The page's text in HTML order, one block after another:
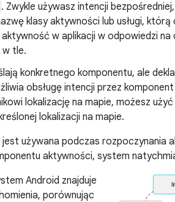
. Zwykle używasz intencji
klasy aktywności lub usługi,
w aplikacji w odpowiedzi na
w tle.
konkretnego komponentu, ale
obsługę intencji przez komponent
lokalizację na mapie, możesz
lokalizacji na mapie.
jest używana podczas rozpoczynania
aktywności, system
Android znajduje
porównując